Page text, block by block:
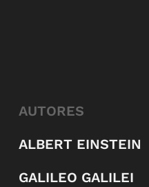
AUTORES
ALBERT EINSTEIN
GALILEO GALILEI